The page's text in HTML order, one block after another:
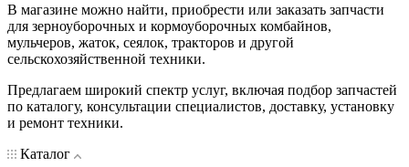
В магазине можно найти, приобрести или заказать запчасти
для зерноуборочных и кормоуборочных комбайнов,
мульчеров, жаток, сеялок, тракторов и другой
сельскохозяйственной техники.
Предлагаем широкий спектр услуг, включая подбор запчастей
по каталогу, консультации специалистов, доставку, установку
и ремонт техники.
Каталог